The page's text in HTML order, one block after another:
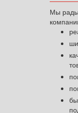
Мы рады